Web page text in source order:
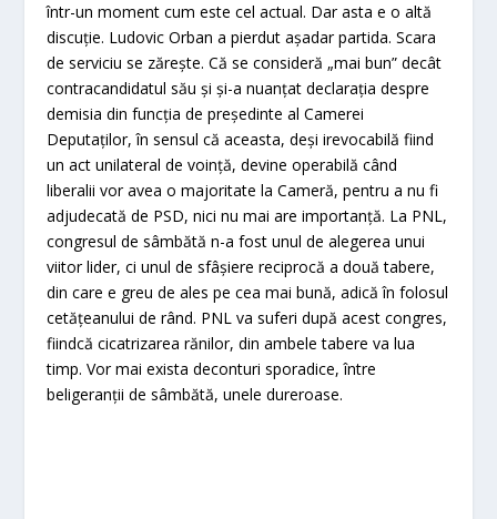
într-un moment cum este cel actual. Dar asta e o altă
discuţie. Ludovic Orban a pierdut aşadar partida. Scara
de serviciu se zăreşte. Că se consideră „mai bun” decât
contracandidatul său şi şi-a nuanţat declaraţia despre
demisia din funcţia de preşedinte al Camerei
Deputaţilor, în sensul că aceasta, deşi irevocabilă fiind
un act unilateral de voinţă, devine operabilă când
liberalii vor avea o majoritate la Cameră, pentru a nu fi
adjudecată de PSD, nici nu mai are importanţă. La PNL,
congresul de sâmbătă n-a fost unul de alegerea unui
viitor lider, ci unul de sfâşiere reciprocă a două tabere,
din care e greu de ales pe cea mai bună, adică în folosul
cetăţeanului de rând. PNL va suferi după acest congres,
fiindcă cicatrizarea rănilor, din ambele tabere va lua
timp. Vor mai exista deconturi sporadice, între
beligeranţii de sâmbătă, unele dureroase.